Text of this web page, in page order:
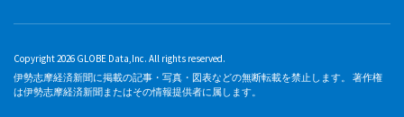
Copyright 2026 GLOBE Data,Inc. All rights reserved.
伊勢志摩経済新聞に掲載の記事・写真・図表などの無断転載を禁止します。 著作権
は伊勢志摩経済新聞またはその情報提供者に属します。